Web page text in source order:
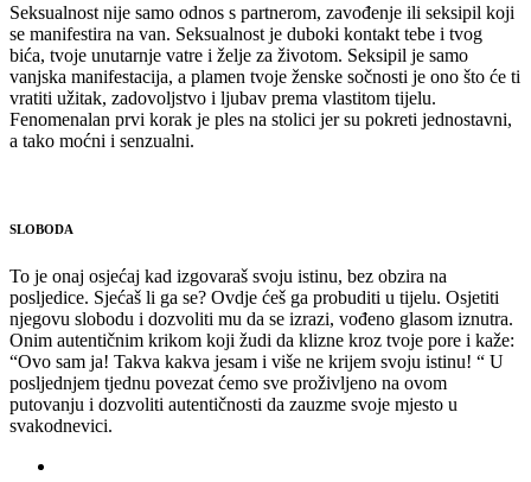
Seksualnost nije samo odnos s partnerom, zavođenje ili seksipil koji
se manifestira na van. Seksualnost je duboki kontakt tebe i tvog
bića, tvoje unutarnje vatre i želje za životom. Seksipil je samo
vanjska manifestacija, a plamen tvoje ženske sočnosti je ono što će ti
vratiti užitak, zadovoljstvo i ljubav prema vlastitom tijelu.
Fenomenalan prvi korak je ples na stolici jer su pokreti jednostavni,
a tako moćni i senzualni.
SLOBODA
To je onaj osjećaj kad izgovaraš svoju istinu, bez obzira na
posljedice. Sjećaš li ga se? Ovdje ćeš ga probuditi u tijelu. Osjetiti
njegovu slobodu i dozvoliti mu da se izrazi, vođeno glasom iznutra.
Onim autentičnim krikom koji žudi da klizne kroz tvoje pore i kaže:
“Ovo sam ja! Takva kakva jesam i više ne krijem svoju istinu! “ U
posljednjem tjednu povezat ćemo sve proživljeno na ovom
putovanju i dozvoliti autentičnosti da zauzme svoje mjesto u
svakodnevici.